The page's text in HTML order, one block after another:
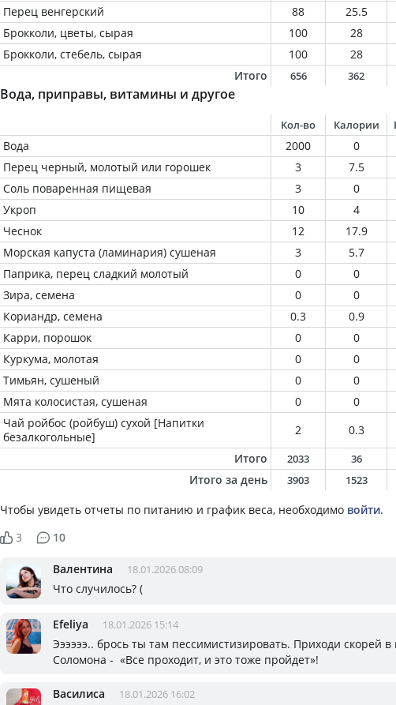
Перец венгерский
88 25.5
Брокколи, цветы, сырая
100 28
Брокколи, стебель, сырая
100 28
Итого
656 362
Вода, приправы, витамины и другое
Кол-во Калории
Вода 2000 0
Перец черный, молотый или горошек
3 7.5
Соль поваренная пищевая
3 0
Укроп
10 4
Чеснок
12 17.9
Морская капуста (ламинария) сушеная
3 5.7
Паприка, перец сладкий молотый
0 0
Зира, семена
0 0
Кориандр, семена
0.3 0.9
Карри, порошок
0 0
Куркума, молотая
0 0
Тимьян, сушеный
0 0
Мята колосистая, сушеная
0 0
Чай ройбос (ройбуш) сухой [Напитки
безалкогольные]
2 0.3
Итого
2033 36
Итого за день 3903 1523
Чтобы увидеть отчеты по питанию и график веса, необходимо войти.
3
10
Валентина 18.01.2026 08:09
Что случилось? (
Efeliya 18.01.2026 15:14
Ээээээ.. брось ты там пессимистизировать. Приходи скорей
Соломона - «Все проходит, и это тоже пройдет»!
Василиса 18.01.2026 16:02